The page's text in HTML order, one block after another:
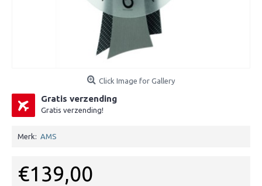
Click Image for Gallery
Gratis verzending
Gratis verzending!
Merk: AMS
€139,00